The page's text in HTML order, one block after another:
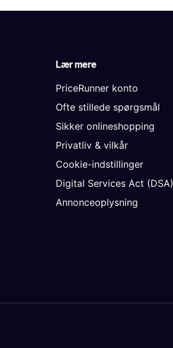
Lær mere
PriceRunner konto
Ofte stillede spørgsmål
Sikker onlineshopping
Privatliv & vilkår
Cookie-indstillinger
Digital Services Act (DSA)
Annonceoplysning